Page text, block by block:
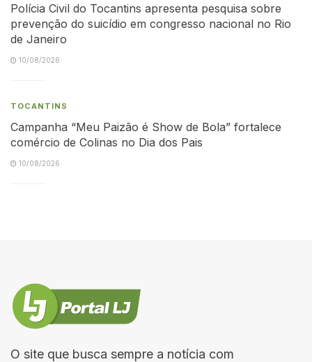
Polícia Civil do Tocantins apresenta pesquisa sobre
prevenção do suicídio em congresso nacional no Rio
de Janeiro
10/08/2026
TOCANTINS
Campanha “Meu Paizão é Show de Bola” fortalece
comércio de Colinas no Dia dos Pais
10/08/2026
O site que busca sempre a notícia com